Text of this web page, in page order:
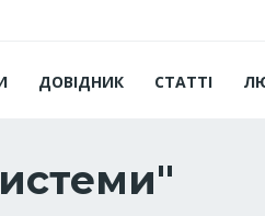
ДОВІДНИК СТАТТІ